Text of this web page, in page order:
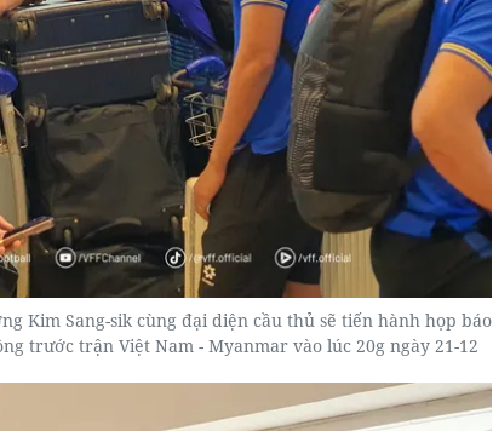
Kim Sang-sik cùng đại diện cầu thủ sẽ tiến hành họp báo
trước trận Việt Nam - Myanmar vào lúc 20g ngày 21-12